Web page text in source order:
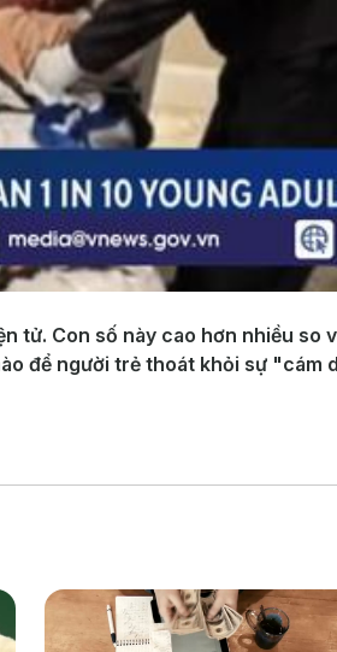
Video
tử. Con số này cao hơn nhiều so
để người trẻ thoát khỏi sự "cám